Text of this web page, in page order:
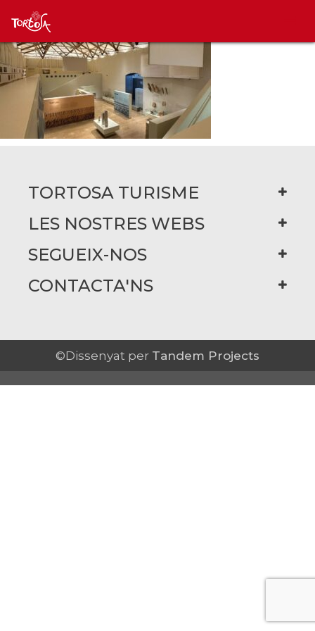
TORTOSA TURISME
LES NOSTRES WEBS
SEGUEIX-NOS
CONTACTA'NS
©Dissenyat per Tandem Projects